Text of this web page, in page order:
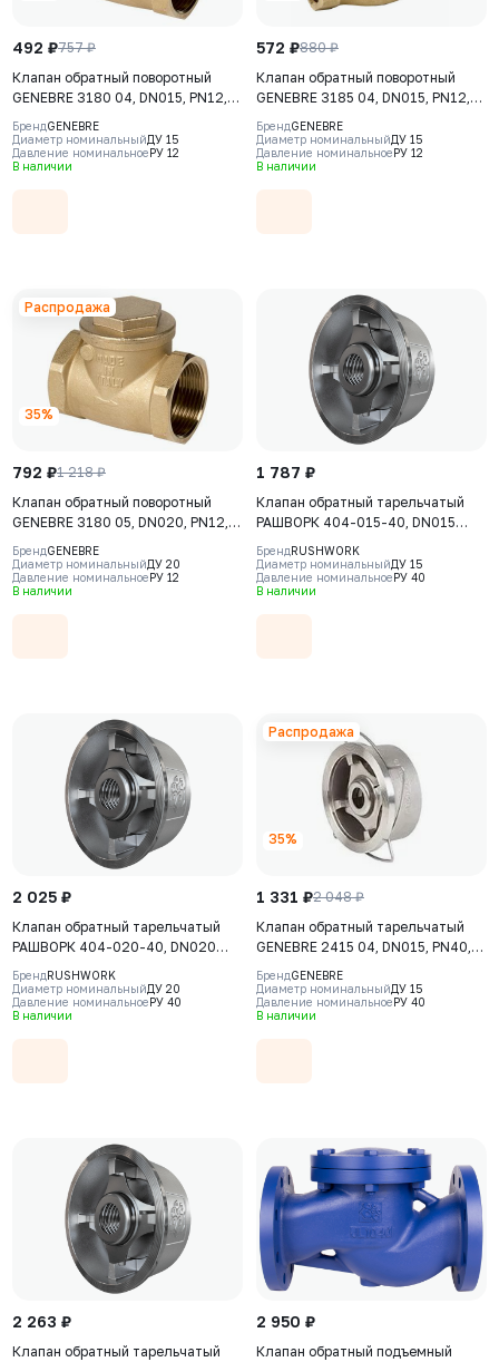
492 ₽757 ₽
Клапан обратный поворотный
GENEBRE 3180 04, DN015, PN12,
корпус - латунь (CW617N),
клапан – латунь (CW617N) + NBR,
ВР/ВР
БрендGENEBRE
Диаметр номинальныйДУ 15
Давление номинальноеРУ 12
В наличии
572 ₽880 ₽
Клапан обратный поворотный
GENEBRE 3185 04, DN015, PN12,
корпус - латунь (CW617N),
клапан – латунь (CW617N), ВР/ВР,
резьба BSPP
БрендGENEBRE
Диаметр номинальныйДУ 15
Давление номинальноеРУ 12
В наличии
Распродажа
792 ₽1 218 ₽
35%
Клапан обратный поворотный
GENEBRE 3180 05, DN020, PN12,
корпус - латунь (CW617N),
клапан – латунь (CW617N) + NBR,
ВР/ВР
БрендGENEBRE
Диаметр номинальныйДУ 20
Давление номинальноеРУ 12
В наличии
1 787 ₽
Клапан обратный тарельчатый
РАШВОРК 404-015-40, DN015
PN40, корпус - CF8M, диск -
CF8M, уплотнение - CF8M, М/Ф
БрендRUSHWORK
Диаметр номинальныйДУ 15
Давление номинальноеРУ 40
В наличии
2 025 ₽
Клапан обратный тарельчатый
РАШВОРК 404-020-40, DN020
PN40, корпус - CF8M, диск -
CF8M, уплотнение - CF8M, М/Ф
БрендRUSHWORK
Диаметр номинальныйДУ 20
Давление номинальноеРУ 40
В наличии
Распродажа
1 331 ₽2 048 ₽
35%
Клапан обратный тарельчатый
GENEBRE 2415 04, DN015, PN40,
корпус - CF8M (AISI316), диск -
CF8М (AISI316), М/Ф
БрендGENEBRE
Диаметр номинальныйДУ 15
Давление номинальноеРУ 40
В наличии
2 263 ₽
Клапан обратный тарельчатый
2 950 ₽
Клапан обратный подъемный